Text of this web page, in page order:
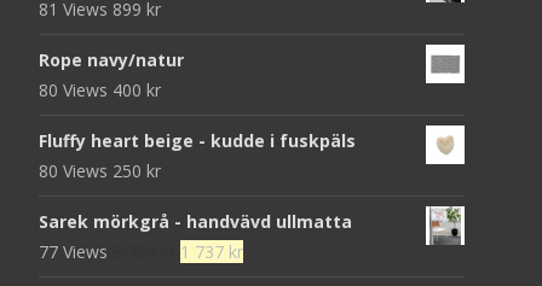
81 Views 899 kr
Rope navy/natur
80 Views 400 kr
Fluffy heart beige - kudde i fuskpäls
80 Views 250 kr
Sarek mörkgrå - handvävd ullmatta
77 Views
Det
1 737 krDet